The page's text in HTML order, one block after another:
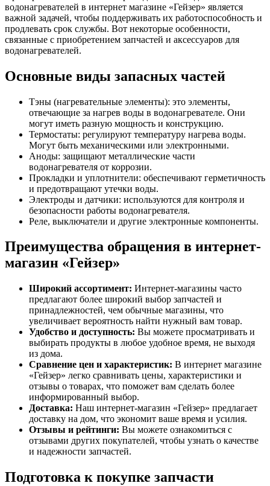
водонагревателей в интернет магазине «Гейзер» является
важной задачей, чтобы поддерживать их работоспособность и
продлевать срок службы. Вот некоторые особенности,
связанные с приобретением запчастей и аксессуаров для
водонагревателей.
Основные виды запасных частей
Тэны (нагревательные элементы): это элементы,
отвечающие за нагрев воды в водонагревателе. Они
могут иметь разную мощность и конструкцию.
Термостаты: регулируют температуру нагрева воды.
Могут быть механическими или электронными.
Аноды: защищают металлические части
водонагревателя от коррозии.
Прокладки и уплотнители: обеспечивают герметичность
и предотвращают утечки воды.
Электроды и датчики: используются для контроля и
безопасности работы водонагревателя.
Реле, выключатели и другие электронные компоненты.
Преимущества обращения в интернет-
магазин «Гейзер»
Широкий ассортимент: Интернет-магазины часто
предлагают более широкий выбор запчастей и
принадлежностей, чем обычные магазины, что
увеличивает вероятность найти нужный вам товар.
Удобство и доступность: Вы можете просматривать и
выбирать продукты в любое удобное время, не выходя
из дома.
Сравнение цен и характеристик: В интернет магазине
«Гейзер» легко сравнивать цены, характеристики и
отзывы о товарах, что поможет вам сделать более
информированный выбор.
Доставка: Наш интернет-магазин «Гейзер» предлагает
доставку на дом, что экономит ваше время и усилия.
Отзывы и рейтинги: Вы можете ознакомиться с
отзывами других покупателей, чтобы узнать о качестве
и надежности запчастей.
Подготовка к покупке запчасти